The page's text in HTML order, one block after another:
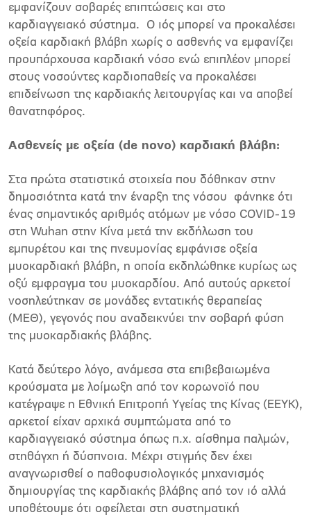
εμφανίζουν σοβαρές επιπτώσεις και στο
καρδιαγγειακό σύστημα.
Ο ιός μπορεί να προκαλέσει
οξεία καρδιακή βλάβη χωρίς ο ασθενής να εμφανίζει
προυπάρχουσα καρδιακή νόσο ενώ επιπλέον μπορεί
στους νοσούντες καρδιοπαθείς να προκαλέσει
επιδείνωση της καρδιακής λειτουργίας και να αποβεί
θανατηφόρος.
Ασθενείς με οξεία (de novo) καρδιακή βλάβη:
Στα πρώτα στατιστικά στοιχεία που δόθηκαν στην
δημοσιότητα κατά την έναρξη της νόσου
φάνηκε ότι
ένας σημαντικός αριθμός ατόμων με νόσο COVID-19
στη Wuhan στην Κίνα μετά την εκδήλωση του
εμπυρέτου και της πνευμονίας εμφάνισε οξεία
μυοκαρδιακή βλάβη, η οποία εκδηλώθηκε κυρίως ως
οξύ εμφραγμα του μυοκαρδίου. Από αυτούς αρκετοί
νοσηλεύτηκαν σε μονάδες εντατικής θεραπείας
(ΜΕΘ), γεγονός που αναδεικνύει την σοβαρή φύση
της μυοκαρδιακής βλάβης.
Κατά δεύτερο λόγο, ανάμεσα στα επιβεβαιωμένα
κρούσματα με λοίμωξη από τον κορωνοϊό που
κατέγραψε η Εθνική Επιτροπή Υγείας της Κίνας (ΕΕΥΚ),
αρκετοί είχαν αρχικά συμπτώματα από το
καρδιαγγειακό σύστημα όπως π.χ. αίσθημα παλμών,
στηθάγχη ή δύσπνοια. Μέχρι στιγμής δεν έχει
αναγνωρισθεί ο παθοφυσιολογικός μηχανισμός
δημιουργίας της καρδιακής βλάβης από τον ιό αλλά
υποθέτουμε ότι οφείλεται στη συστηματική